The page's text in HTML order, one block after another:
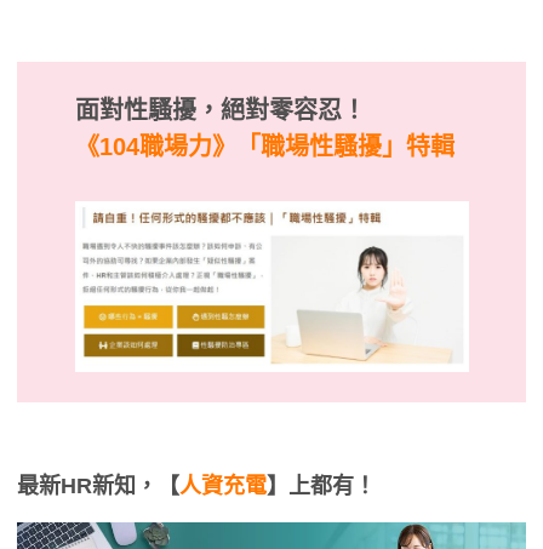
面對性騷擾，絕對零容忍！
《104職場力》
「職場性騷擾」特輯
最新HR新知，【人資充電】上都有！